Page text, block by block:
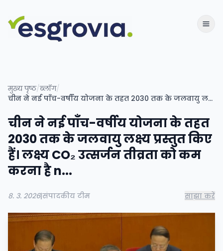
मुख्य पृष्ठ/ब्लॉग/
चीन ने नई पाँच-वर्षीय योजना के तहत 2030 तक के जलवायु लक्ष्य प्रस्तुत किए हैं। लक्ष्य CO₂ उत्सर्जन तीव्रता को कम करना है n...
चीन ने नई पाँच-वर्षीय योजना के तहत
2030 तक के जलवायु लक्ष्य प्रस्तुत किए
हैं। लक्ष्य CO₂ उत्सर्जन तीव्रता को कम
करना है n...
8. 3. 2026|संपादकीय टीम साझा करें